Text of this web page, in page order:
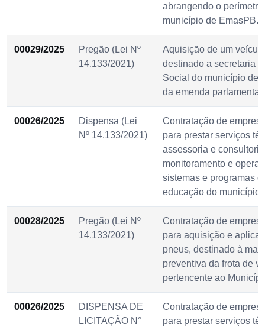
abrangendo o
município de EmasPB.
00029/2025
Pregão (Lei Nº
14.133/2021)
Aquisição de um
destinado a secretaria
Social do município de
da emenda parlamentar
00026/2025
Dispensa (Lei
Nº 14.133/2021)
Contratação de
para prestar serviços
assessoria e
monitoramento e
sistemas e programas
educação do município
00028/2025
Pregão (Lei Nº
14.133/2021)
Contratação de
para aquisição e
pneus, destinado à
preventiva da frota de
pertencente ao
00026/2025
DISPENSA DE
LICITAÇÃO N°
Contratação de
para prestar serviços